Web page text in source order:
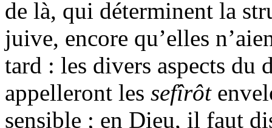
de là, qui déterminent la
juive, encore qu’elles
tard : les divers aspects du
appelleront les sefîrôt
sensible ; en Dieu, il faut